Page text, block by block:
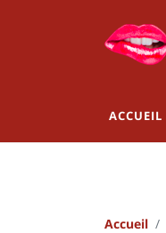
ACCUEIL
Accueil